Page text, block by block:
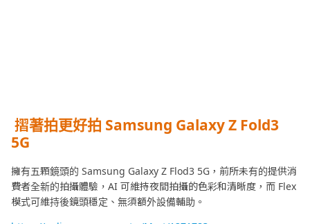
摺著拍更好拍 Samsung Galaxy Z Fold3
5G
擁有五顆鏡頭的 Samsung Galaxy Z Flod3 5G，前所未有的提供消
費者全新的拍攝體驗，AI 可維持夜間拍攝的色彩和清晰度，而 Flex
模式可維持後鏡頭穩定、無須額外設備輔助。